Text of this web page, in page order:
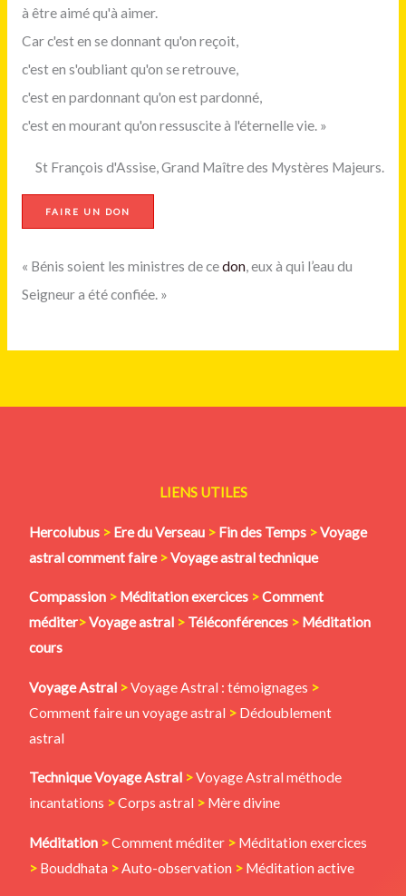
à être aimé qu'à aimer.
Car c'est en se donnant qu'on reçoit,
c'est en s'oubliant qu'on se retrouve,
c'est en pardonnant qu'on est pardonné,
c'est en mourant qu'on ressuscite à l'éternelle vie. »
St François d'Assise, Grand Maître des Mystères Majeurs.
FAIRE UN DON
« Bénis soient les ministres de cedon, eux à qui l’eau du
Seigneur a été confiée. »
LIENS UTILES
Hercolubus > Ere du Verseau > Fin des Temps >Voyage
astral comment faire >Voyage astral technique
Compassion > Méditationexercices >Comment
méditer>Voyage astral > Téléconférences > Méditation
cours
Voyage Astral >Voyage Astral : témoignages >
Comment faire un voyage astral > Dédoublement
astral
Technique Voyage Astral >Voyage Astral méthode
incantations >Corps astral > Mère divine
Méditation >Comment méditer > Méditation exercices
> Bouddhata > Auto-observation > Méditation active